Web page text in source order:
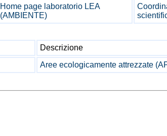
Home page laboratorio LEA
(AMBIENTE)
Descrizione
Aree ecologicamente attrezzate